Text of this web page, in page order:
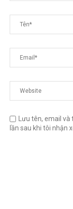
Lưu tên, email
lần sau khi tôi nhận